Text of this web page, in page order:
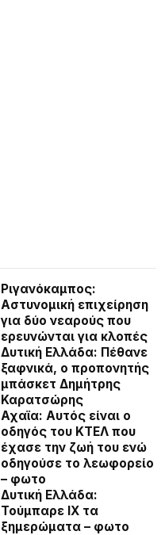
Ριγανόκαμπος:
Αστυνομική επιχείρηση
για δύο νεαρούς που
ερευνώνται για κλοπές
Δυτική Ελλάδα: Πέθανε
ξαφνικά, ο προπονητής
μπάσκετ Δημήτρης
Καρατσώρης
Αχαϊα: Αυτός είναι ο
οδηγός του ΚΤΕΛ που
έχασε την ζωή του ενώ
οδηγούσε το λεωφορείο
– φωτο
Δυτική Ελλάδα:
Τούμπαρε ΙΧ τα
ξημερώματα – φωτο